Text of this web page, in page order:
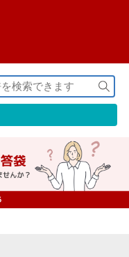
検
索